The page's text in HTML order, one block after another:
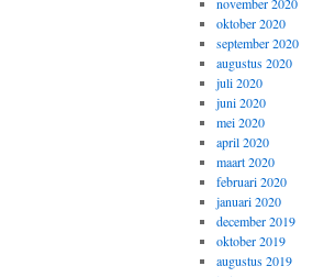
oktober 2020
september 2020
augustus 2020
juli 2020
juni 2020
mei 2020
april 2020
maart 2020
februari 2020
januari 2020
december 2019
oktober 2019
augustus 2019